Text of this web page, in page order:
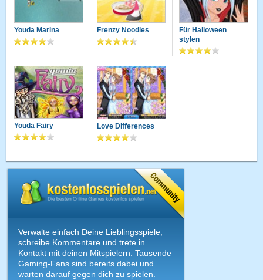
Youda Marina Frenzy Noodles
Für Halloween
stylen
Youda Fairy Love Differences
Verwalte einfach Deine Lieblingsspiele,
schreibe Kommentare und trete in
Kontakt mit deinen Mitspielern. Tausende
Gaming-Fans sind bereits dabei und
warten darauf gegen dich zu spielen.